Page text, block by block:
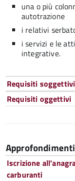
una o più
autotrazione
i relativi
i servizi e le
integrative.
Requisiti soggettivi
Requisiti oggettivi
Approfondimenti
Iscrizione
carburanti